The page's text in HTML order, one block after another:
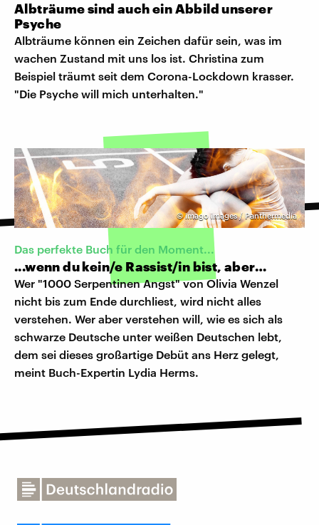
Albträume sind auch ein Abbild unserer
Psyche
Albträume können ein Zeichen dafür sein, was im
wachen Zustand mit uns los ist. Christina zum
Beispiel träumt seit dem Corona-Lockdown krasser.
"Die Psyche will mich unterhalten."
©imago images / Panthermedia
Das perfekte Buch für den Moment...
...wenn du kein/e Rassist/in bist, aber…
Wer "1000 Serpentinen Angst" von Olivia Wenzel
nicht bis zum Ende durchliest, wird nicht alles
verstehen. Wer aber verstehen will, wie es sich als
schwarze Deutsche unter weißen Deutschen lebt,
dem sei dieses großartige Debüt ans Herz gelegt,
meint Buch-Expertin Lydia Herms.